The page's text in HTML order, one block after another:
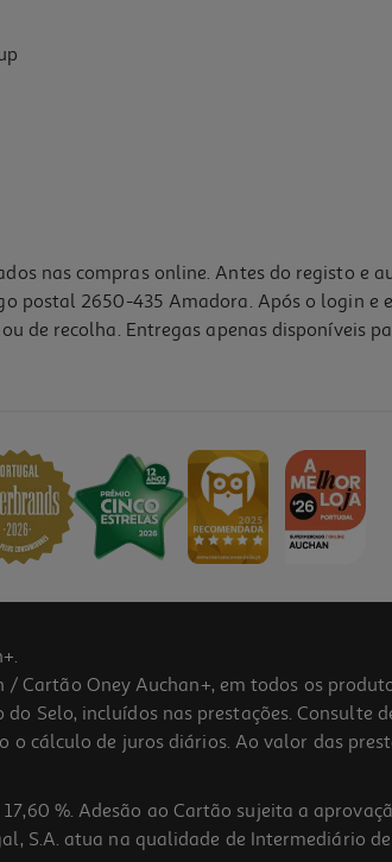
nas compras online. Antes do registo e
postal 2650-435 Amadora. Após o login
de recolha. Entregas apenas
Cartão Oney Auchan+, em todos os
Selo, incluídos nas prestações. Consulte
cálculo de juros diários. Ao valor das
%. Adesão ao Cartão sujeita a
S.A. atua na qualidade de Intermediário